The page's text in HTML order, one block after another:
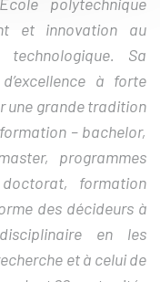
et innovation au
Sa
à forte
une grande tradition
– bachelor,
programmes
formation
des décideurs à
en les
et à celui de